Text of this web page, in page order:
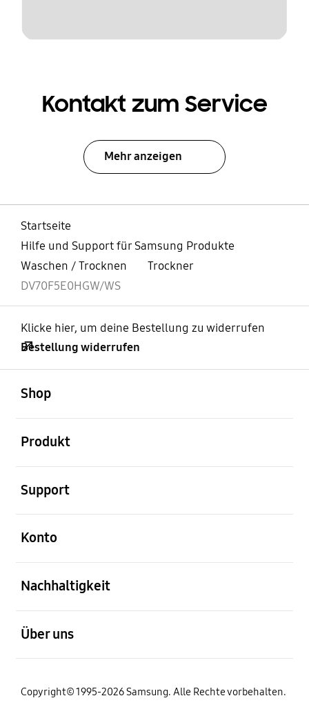
Kontakt zum Service
Mehr anzeigen
Startseite
Hilfe und Support für Samsung Produkte
Waschen / Trocknen
Trockner
DV70F5E0HGW/WS
Klicke hier, um deine Bestellung zu widerrufen
Bestellung widerrufen
Shop
Produkt
Support
Konto
Nachhaltigkeit
Über uns
Copyright© 1995-2026 Samsung. Alle Rechte vorbehalten.